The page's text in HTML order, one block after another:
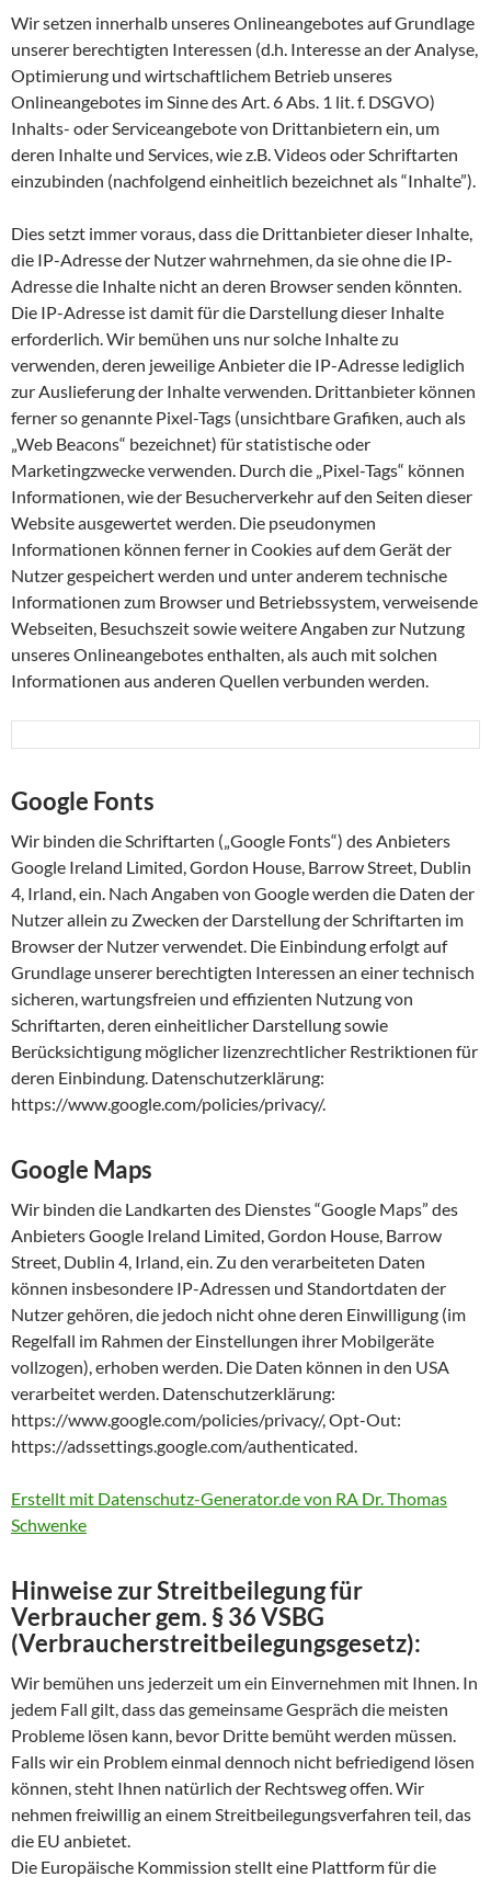
Wir setzen innerhalb unseres Onlineangebotes auf Grundlage
unserer berechtigten Interessen (d.h. Interesse an der Analyse,
Optimierung und wirtschaftlichem Betrieb unseres
Onlineangebotes im Sinne des Art. 6 Abs. 1 lit. f. DSGVO)
Inhalts- oder Serviceangebote von Drittanbietern ein, um
deren Inhalte und Services, wie z.B. Videos oder Schriftarten
einzubinden (nachfolgend einheitlich bezeichnet als “Inhalte”).
Dies setzt immer voraus, dass die Drittanbieter dieser Inhalte,
die IP-Adresse der Nutzer wahrnehmen, da sie ohne die IP-
Adresse die Inhalte nicht an deren Browser senden könnten.
Die IP-Adresse ist damit für die Darstellung dieser Inhalte
erforderlich. Wir bemühen uns nur solche Inhalte zu
verwenden, deren jeweilige Anbieter die IP-Adresse lediglich
zur Auslieferung der Inhalte verwenden. Drittanbieter können
ferner so genannte Pixel-Tags (unsichtbare Grafiken, auch als
„Web Beacons“ bezeichnet) für statistische oder
Marketingzwecke verwenden. Durch die „Pixel-Tags“ können
Informationen, wie der Besucherverkehr auf den Seiten dieser
Website ausgewertet werden. Die pseudonymen
Informationen können ferner in Cookies auf dem Gerät der
Nutzer gespeichert werden und unter anderem technische
Informationen zum Browser und Betriebssystem, verweisende
Webseiten, Besuchszeit sowie weitere Angaben zur Nutzung
unseres Onlineangebotes enthalten, als auch mit solchen
Informationen aus anderen Quellen verbunden werden.
Google Fonts
Wir binden die Schriftarten („Google Fonts“) des Anbieters
Google Ireland Limited, Gordon House, Barrow Street, Dublin
4, Irland, ein. Nach Angaben von Google werden die Daten der
Nutzer allein zu Zwecken der Darstellung der Schriftarten im
Browser der Nutzer verwendet. Die Einbindung erfolgt auf
Grundlage unserer berechtigten Interessen an einer technisch
sicheren, wartungsfreien und effizienten Nutzung von
Schriftarten, deren einheitlicher Darstellung sowie
Berücksichtigung möglicher lizenzrechtlicher Restriktionen für
deren Einbindung. Datenschutzerklärung:
https://www.google.com/policies/privacy/.
Google Maps
Wir binden die Landkarten des Dienstes “Google Maps” des
Anbieters Google Ireland Limited, Gordon House, Barrow
Street, Dublin 4, Irland, ein. Zu den verarbeiteten Daten
können insbesondere IP-Adressen und Standortdaten der
Nutzer gehören, die jedoch nicht ohne deren Einwilligung (im
Regelfall im Rahmen der Einstellungen ihrer Mobilgeräte
vollzogen), erhoben werden. Die Daten können in den USA
verarbeitet werden. Datenschutzerklärung:
https://www.google.com/policies/privacy/, Opt-Out:
https://adssettings.google.com/authenticated.
Erstellt mit Datenschutz-Generator.de von RA Dr. Thomas
Schwenke
Hinweise zur Streitbeilegung für
Verbraucher gem. § 36 VSBG
(Verbraucherstreitbeilegungsgesetz):
Wir bemühen uns jederzeit um ein Einvernehmen mit Ihnen. In
jedem Fall gilt, dass das gemeinsame Gespräch die meisten
Probleme lösen kann, bevor Dritte bemüht werden müssen.
Falls wir ein Problem einmal dennoch nicht befriedigend lösen
können, steht Ihnen natürlich der Rechtsweg offen. Wir
nehmen freiwillig an einem Streitbeilegungsverfahren teil, das
die EU anbietet.
Die Europäische Kommission stellt eine Plattform für die